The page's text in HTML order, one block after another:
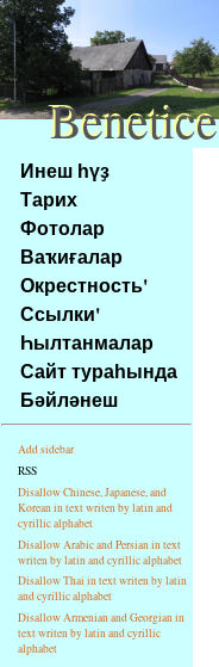
Na
obsah
stránky
Klávesové
zkratky
tomto
webu
základní
Hlavní
strana
Инеш һүҙ
Тарих
Фотолар
Ваҡиғалар
Окрестность'
Ссылки'
Һылтанмалар
Сайт тураһында
Бәйләнеш
Add sidebar
RSS
Disallow Chinese, Japanese, and
Korean in text writen by latin and
cyrillic alphabet
Disallow Arabic and Persian in text
writen by latin and cyrillic alphabet
Disallow Thai in text writen by latin
and cyrillic alphabet
Disallow Armenian and Georgian in
text writen by latin and cyrillic
alphabet
Benetice
Benetice